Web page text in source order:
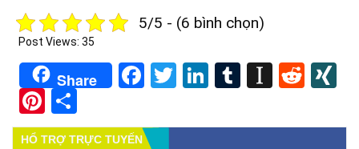
5/5 - (6 bình chọn)
Post Views: 35
Share Facebook
TwitterLinkedIn
Tumblr
Pinterest
HỔ TRỢ TRỰC TUYẾN